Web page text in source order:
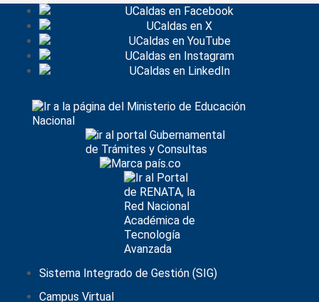
Sistema Integrado de Gestión (SIG)
Campus Virtual